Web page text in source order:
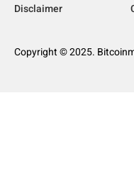
Disclaimer
Copyright © 2025.